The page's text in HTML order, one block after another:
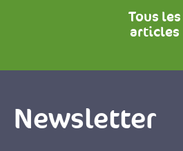
Tous les
articles
Newsletter